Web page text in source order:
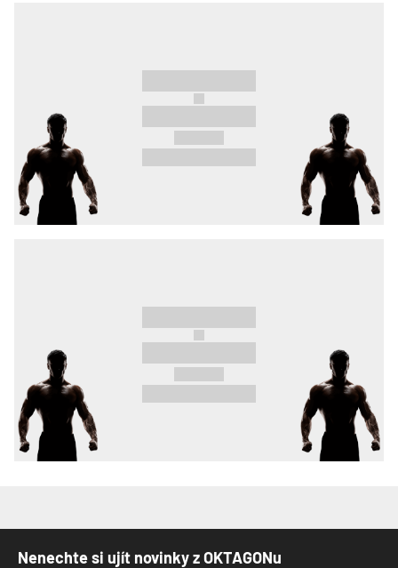
Nenechte si ujít novinky z OKTAGONu